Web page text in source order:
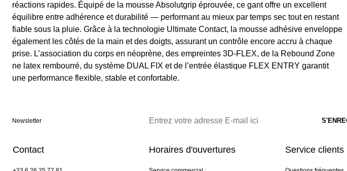
réactions rapides. Équipé de la mousse Absolutgrip éprouvée, ce gant offre un excellent
équilibre entre adhérence et durabilité — performant au mieux par temps sec tout en restant
fiable sous la pluie. Grâce à la technologie Ultimate Contact, la mousse adhésive enveloppe
également les côtés de la main et des doigts, assurant un contrôle encore accru à chaque
prise. L’association du corps en néoprène, des empreintes 3D-FLEX, de la Rebound Zone
ne latex rembourré, du système DUAL FIX et de l’entrée élastique FLEX ENTRY garantit
une performance flexible, stable et confortable.
Newsletter
Contact Horaires d'ouvertures Service clients